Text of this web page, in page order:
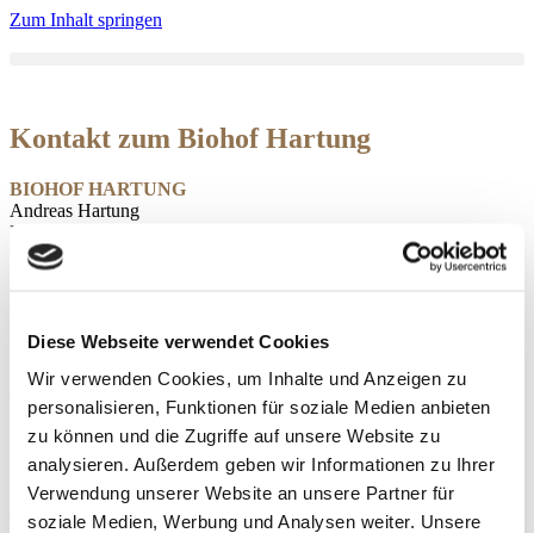
Diese Webseite verwendet Cookies
Wir verwenden Cookies, um Inhalte und Anzeigen zu
personalisieren, Funktionen für soziale Medien anbieten
zu können und die Zugriffe auf unsere Website zu
analysieren. Außerdem geben wir Informationen zu Ihrer
Verwendung unserer Website an unsere Partner für
soziale Medien, Werbung und Analysen weiter. Unsere
Zum Inhalt springen
Kontakt zum Biohof Hartung
BIOHOF HARTUNG
Andreas Hartung
Feuerthaler Straße 47
97762 Hammelburg-Feuerthal
M:info@biohof-hartung.de
Rotenplanung mit Google Maps
Plane hier direkt deine Route zum Biohof Hartung.
Folge uns auf Instagram!